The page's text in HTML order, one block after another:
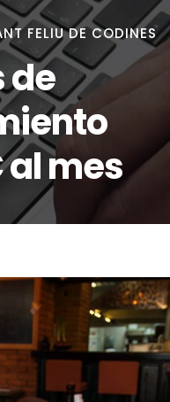
FELIU DE CODINES
de
mes